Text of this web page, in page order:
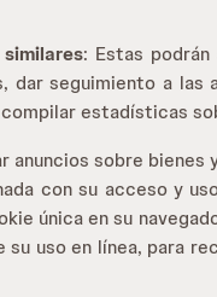
: Estas
seguimiento a las
estadísticas
sobre
con su acceso y
única en su
uso en línea, para